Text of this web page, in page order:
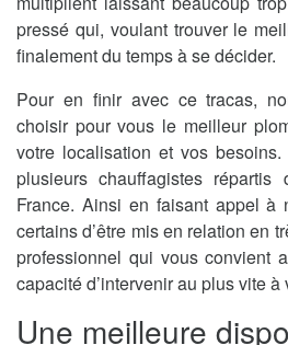
pressé qui, voulant trouver le
finalement du temps à se décider.
Pour en finir avec ce tracas,
choisir pour vous le meilleur
votre localisation et vos
plusieurs chauffagistes répartis
France. Ainsi en faisant appel à
certains d’être mis en relation en
professionnel qui vous convient
capacité d’intervenir au plus vite à
Une meilleure